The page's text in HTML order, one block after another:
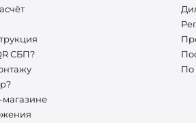
СБП?
магазине
По